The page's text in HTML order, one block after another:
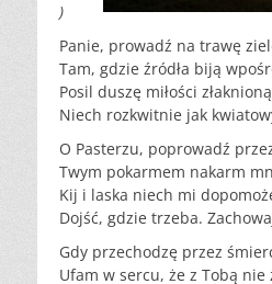
)
Panie, prowadź na trawę
Tam, gdzie źródła biją
Posil duszę miłości
Niech rozkwitnie jak
O Pasterzu, poprowadź
Twym pokarmem nakarm
Kij i laska niech mi
Dojść, gdzie trzeba.
Gdy przechodzę przez
Ufam w sercu, że z Tobą nie